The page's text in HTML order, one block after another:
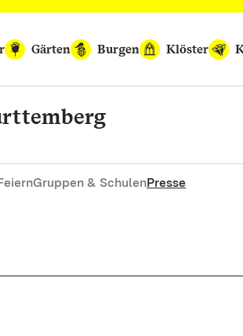
Gärten Burgen Klöster
Gruppen & SchulenPresse